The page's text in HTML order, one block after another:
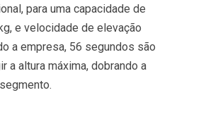
para uma capacidade de
e velocidade de elevação
a empresa, 56 segundos são
a altura máxima, dobrando a